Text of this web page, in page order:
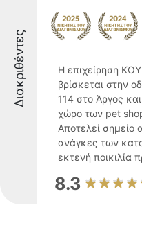
Διακριθέντες
Η επιχείρηση
βρίσκεται στην
114 στο Άργος
χώρο των pet
Αποτελεί σημείο
ανάγκες των
εκτενή ποικιλία
8.3